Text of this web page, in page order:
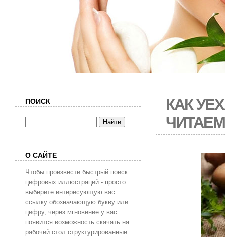
КАК
ПОИСК
О САЙТЕ
Чтобы произвести быстрый поиск
цифровых иллюстраций - просто
выберите интересующую вас
ссылку обозначающую букву или
цифру, через мгновение у вас
появится возможность скачать на
рабочий стол структурированные